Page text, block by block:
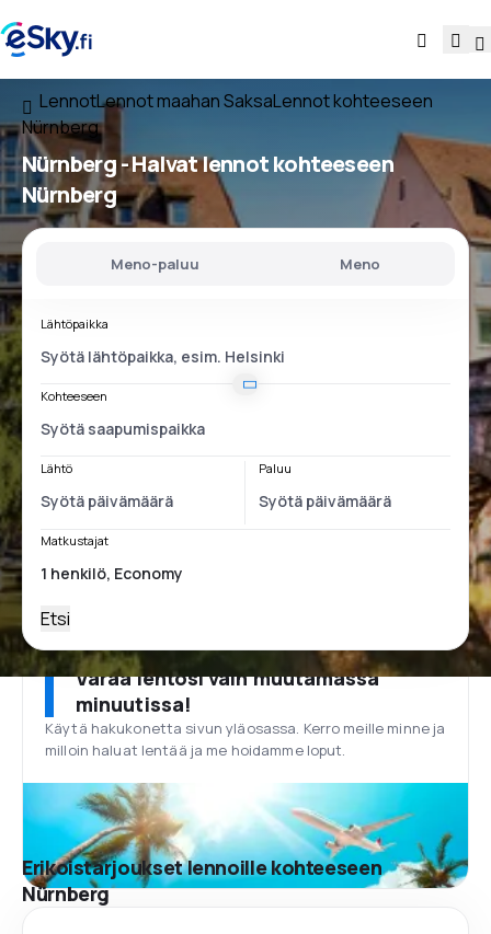
LennotLennot maahan SaksaLennot kohteeseen
Nürnberg
Nürnberg - Halvat lennot kohteeseen
Nürnberg
Meno-paluu Meno
Lähtöpaikka
Kohteeseen
Lähtö Paluu
Matkustajat
Etsi
Varaa lentosi vain muutamassa
minuutissa!
Käytä hakukonetta sivun yläosassa. Kerro meille minne ja
milloin haluat lentää ja me hoidamme loput.
Erikoistarjoukset lennoille kohteeseen
Nürnberg